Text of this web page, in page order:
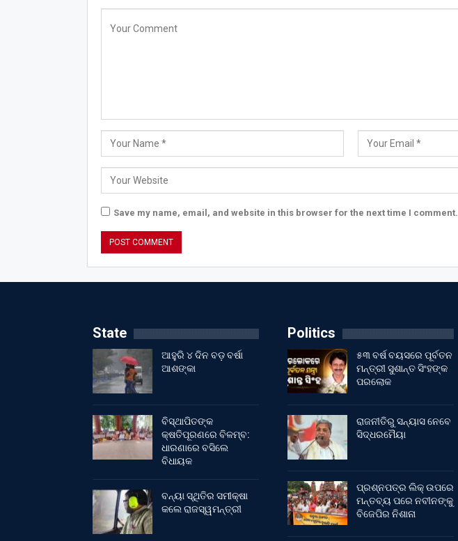
Save my name, email, and website in this browser for the next time I comment.
State
ଆହୁରି ୪ ଦିନ ବଡ଼ ବର୍ଷା
ଆଶଙ୍କା
ବିସ୍ଥାପିତଙ୍କ
କ୍ଷତିପୂରଣରେ ବିଳମ୍ବ:
ଧାରଣାରେ ବସିଲେ
ବିଧାୟକ
ବନ୍ୟା ସ୍ଥିତିର ସମୀକ୍ଷା
କଲେ ରାଜସ୍ୱମନ୍ତ୍ରୀ
Politics
୫୩ ବର୍ଷ ବୟସରେ ପୂର୍ବତନ
ମନ୍ତ୍ରୀ ସୁଶାନ୍ତ ସିଂହଙ୍କ
ପରଲୋକ
ରାଜନୀତିରୁ ସନ୍ୟାସ ନେବେ
ସିଦ୍ଧରମୈୟା
ପ୍ରଶ୍ନପତ୍ର ଲିକ୍ ଉପରେ
ମନ୍ତବ୍ୟ ପରେ ନବୀନଙ୍କୁ
ବିଜେପିର ନିଶାନା